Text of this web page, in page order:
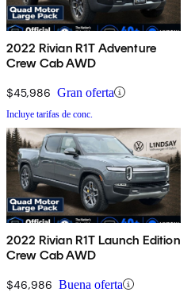
2022 Rivian R1T Adventure
Crew Cab AWD
$45,986 Gran oferta
Incluye tarifas de conc.
2022 Rivian R1T Launch Edition
Crew Cab AWD
$46,986 Buena oferta